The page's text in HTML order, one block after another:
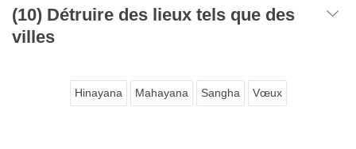
(10) Détruire des lieux tels que des
villes
Hinayana Mahayana Sangha Vœux